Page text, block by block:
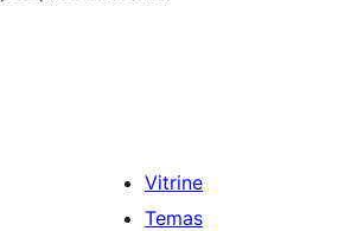
Vitrine
Temas